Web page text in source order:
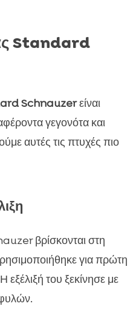
Standard
Schnauzerείναι
γεγονότα και
αυτές τις πτυχές πιο
βρίσκονται στη
για πρώτη
του ξεκίνησε με